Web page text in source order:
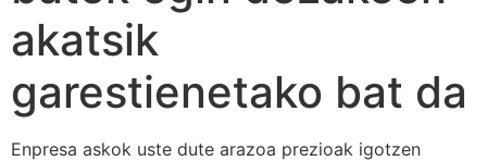
akatsik
garestienetako bat da
Enpresa askok uste dute arazoa prezioak igotzen